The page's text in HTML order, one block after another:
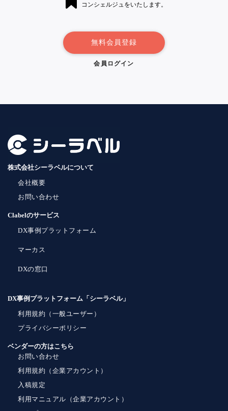
コンシェルジュをいたします。
無料会員登録
会員ログイン
株式会社シーラベルについて
会社概要
お問い合わせ
Clabelのサービス
DX事例プラットフォーム
マーカス
DXの窓口
DX事例プラットフォーム「シーラベル」
利用規約（一般ユーザー）
プライバシーポリシー
ベンダーの方はこちら
お問い合わせ
利用規約（企業アカウント）
入稿規定
利用マニュアル（企業アカウント）